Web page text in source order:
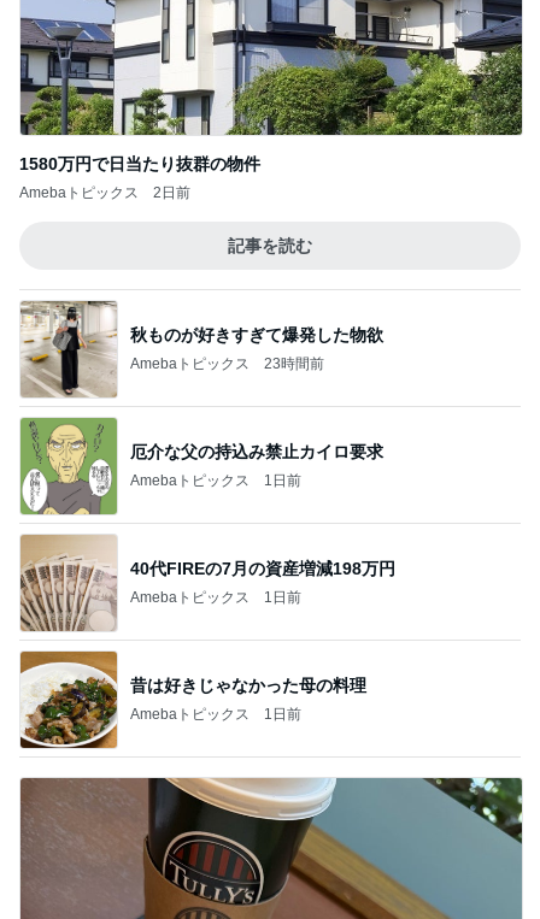
1580万円で日当たり抜群の物件
Amebaトピックス 2日前
記事を読む
秋ものが好きすぎて爆発した物欲
Amebaトピックス 23時間前
厄介な父の持込み禁止カイロ要求
Amebaトピックス 1日前
40代FIREの7月の資産増減198万円
Amebaトピックス 1日前
昔は好きじゃなかった母の料理
Amebaトピックス 1日前